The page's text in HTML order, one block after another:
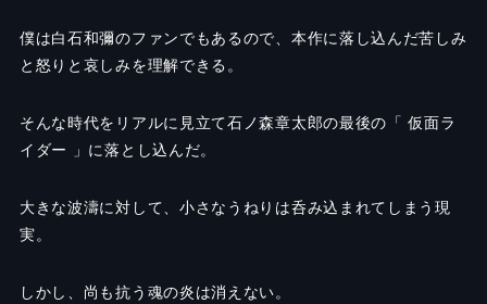
僕は白石和彌のファンでもあるので、本作に落し込んだ苦しみ
と怒りと哀しみを理解できる。
そんな時代をリアルに見立て石ノ森章太郎の最後の「 仮面ラ
イダー 」に落とし込んだ。
大きな波濤に対して、小さなうねりは呑み込まれてしまう現
実。
しかし、尚も抗う魂の炎は消えない。